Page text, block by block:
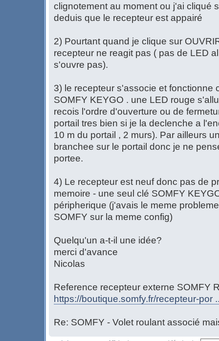
clignotement au moment ou j'ai cliqué
deduis que le recepteur est appairé
2) Pourtant quand je clique sur
recepteur ne reagit pas ( pas de LED
s'ouvre pas).
3) le recepteur s'associe et fonctionne
SOMFY KEYGO . une LED rouge
recois l'ordre d'ouverture ou de
portail tres bien si je la declenche a
10 m du portail , 2 murs). Par ailleurs
branchee sur le portail donc je ne
portee.
4) Le recepteur est neuf donc pas de
memoire - une seul clé SOMFY
péripherique (j'avais le meme
SOMFY sur la meme config)
Quelqu'un a-t-il une idée?
merci d'avance
Nicolas
Reference recepteur externe SOMFY
https://boutique.somfy.fr/recepteur-por
Re: SOMFY - Volet roulant associé